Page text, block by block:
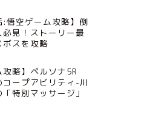
:悟空ゲーム攻略】倒
必見！ストーリー最
ボスを攻略
攻略】ペルソナ5R
コープアビリティ-川
「特別マッサージ」